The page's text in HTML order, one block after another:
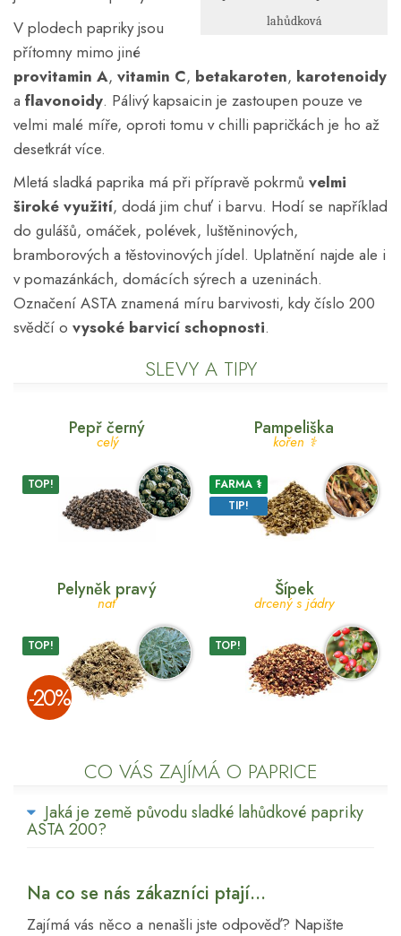
lahůdková
V plodech papriky jsou
přítomny mimo jiné
provitamin A, vitamin C, betakaroten, karotenoidy
a flavonoidy. Pálivý kapsaicin je zastoupen pouze ve
velmi malé míře, oproti tomu v chilli papričkách je ho až
desetkrát více.
Mletá sladká paprika má při přípravě pokrmů velmi
široké využití, dodá jim chuť i barvu. Hodí se například
do gulášů, omáček, polévek, luštěninových,
bramborových a těstovinových jídel. Uplatnění najde ale i
v pomazánkách, domácích sýrech a uzeninách.
Označení ASTA znamená míru barvivosti, kdy číslo 200
svědčí o vysoké barvicí schopnosti.
SLEVY A TIPY
Pepř černý
celý
TOP!
Pampeliška
kořen ⚕
FARMA ⚕
TIP!
Pelyněk pravý
nať
TOP!
­-20%
Šípek
drcený s jádry
TOP!
CO VÁS ZAJÍMÁ O PAPRICE
Jaká je země původu sladké lahůdkové papriky
ASTA 200?
Na co se nás zákazníci ptají...
Zajímá vás něco a nenašli jste odpověď? Napište